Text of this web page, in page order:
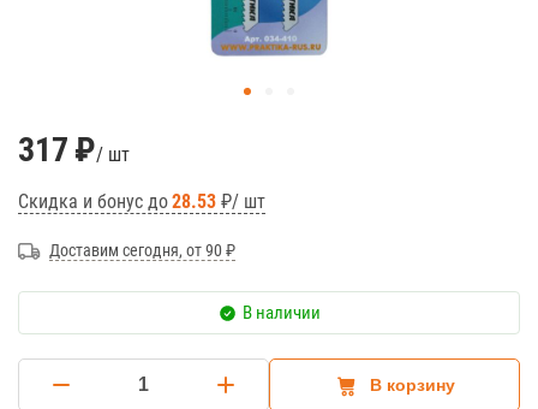
317 ₽/ шт
Скидка и бонус до28.53 ₽/ шт
Доставим сегодня, от 90 ₽
В наличии
В корзину